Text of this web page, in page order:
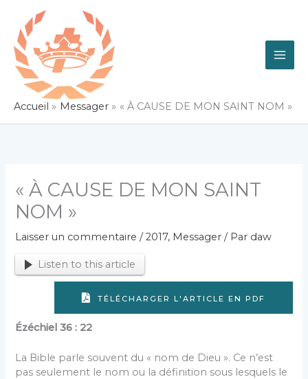
contenu
Accueil Messager « À CAUSE DE MON SAINT NOM »
« À CAUSE DE MON SAINT
NOM »
Laisser un commentaire /2017, Messager / Par daw
Listen to this article
TÉLÉCHARGER L'ARTICLE EN PDF
Ézéchiel 36 : 22
La Bible parle souvent du « nom de Dieu ». Ce n’est
pas seulement le nom ou la définition sous lesquels le